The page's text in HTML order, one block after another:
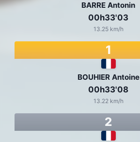
BOUHIER Antoine
00h33'08
13.22 km/h
2
BARRE Antonin
00h33'03
13.25 km/h
1